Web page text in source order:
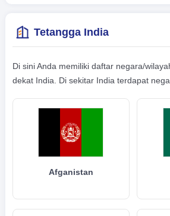
Tetangga India
Di sini Anda memiliki daftar negara/
dekat India. Di sekitar India terdapat
Afganistan